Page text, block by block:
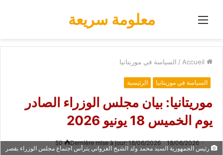
Menu معلومة سريعة
/ السياسة في موريتانيا
السياسة في موريتانيا الرئيسية
موريتانيا: بيان مجلس الوزراء الصادر
يوم الخميس 18 يونيو 2026
18/06/2026
Dernière mise à jour: 18/06/2026
50
رئيس الجمهورية السيد محمد ولد الشيخ الغزواني يترأس اجتماع مجلس الوزراء بقصر